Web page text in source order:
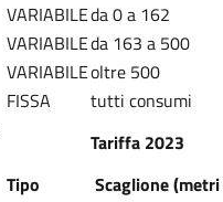
VARIABILEda 0 a 162
VARIABILEda 163 a 500
VARIABILEoltre 500
FISSA
tutti consumi
Tariffa 2023
Tipo
Scaglione (metri